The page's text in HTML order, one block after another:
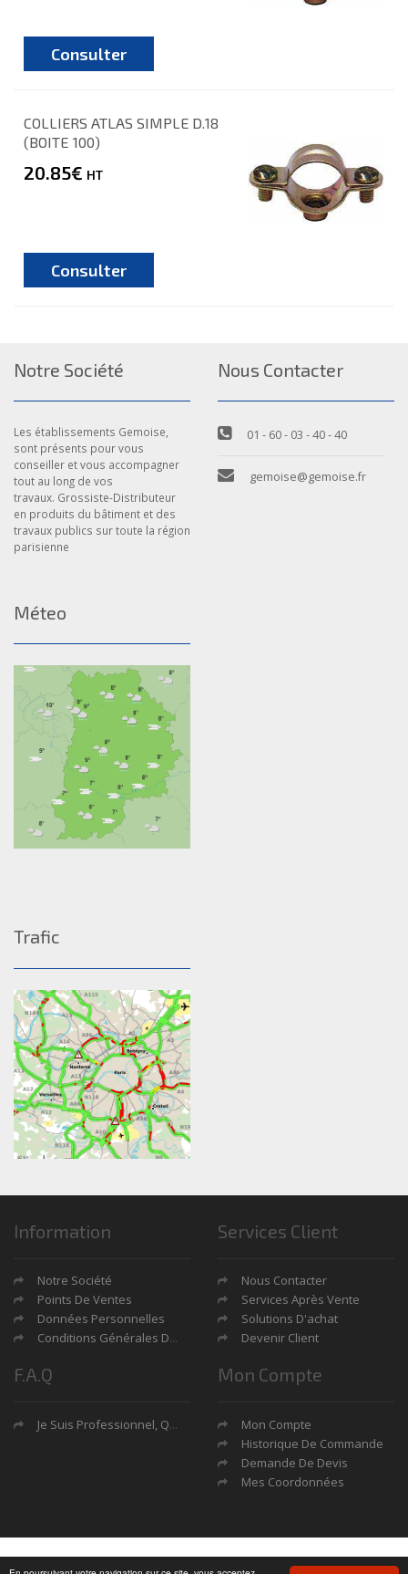
Consulter
COLLIERS ATLAS SIMPLE D.18
(BOITE 100)
20.85€ HT
Consulter
Notre Société
Les établissements Gemoise,
sont présents pour vous
conseiller et vous accompagner
tout au long de vos
travaux. Grossiste-Distributeur
en produits du bâtiment et des
travaux publics sur toute la région
parisienne
Nous Contacter
01 - 60 - 03 - 40 - 40
gemoise@gemoise.fr
Méteo
Trafic
Information
Notre Société
Points De Ventes
Données Personnelles
Conditions Générales De Ventes
Services Client
Nous Contacter
Services Après Vente
Solutions D'achat
Devenir Client
F.A.Q
Je Suis Professionnel, Quels Sont Mes Avantages?
Mon Compte
Mon Compte
Historique De Commande
Demande De Devis
Mes Coordonnées
Copyright © 2026 by Soft13